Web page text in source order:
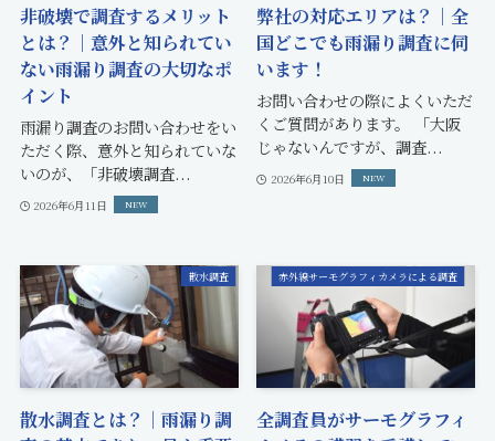
非破壊で調査するメリット
とは？｜意外と知られてい
ない雨漏り調査の大切なポ
イント
雨漏り調査のお問い合わせをい
ただく際、意外と知られていな
いのが、「非破壊調査...
2026年6月11日
弊社の対応エリアは？｜全
国どこでも雨漏り調査に伺
います！
お問い合わせの際によくいただ
くご質問があります。 「大阪
じゃないんですが、調査...
2026年6月10日
散水調査
散水調査とは？｜雨漏り調
赤外線サーモグラフィカメラによる調査
全調査員がサーモグラフィ